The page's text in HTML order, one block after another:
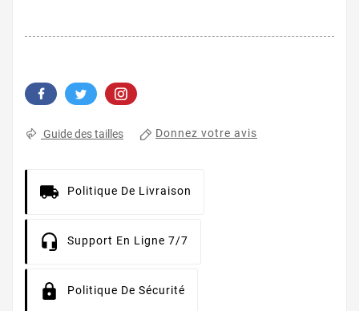
Guide des tailles Donnez votre avis
Politique De Livraison
Support En Ligne 7/7
Politique De Sécurité